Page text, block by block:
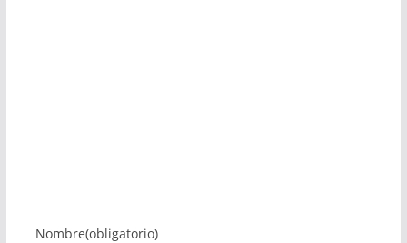
Nombre(obligatorio)